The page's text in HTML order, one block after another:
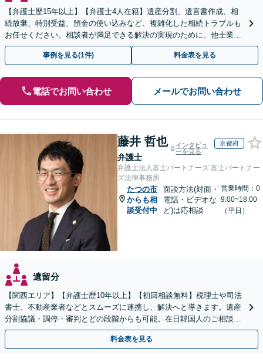
【弁護士歴15年以上】【弁護士4人在籍】遺産分割、遺言書作成、相
続放棄、特別受益、預金の使い込みなど、複雑化した相続トラブルも
お任せください。相談者が満足できる解決の実現のために、他士業と
連携し最善を尽くします【完全個室】
事例を見る(1件) 料金表を見る
電話でお問い合わせ メールでお問い合わせ
藤井 哲也
弁護士
インタビュ
ーを見る
京都府
弁護士法人富士パートナーズ 富士パートナー
ズ法律事務所
たつの市
からも相
談受付中
面談方法(対面・
電話・ビデオな
ど)は応相談
営業時間：0
9:00~18:00
（平日）
遺留分
【関西エリア】【弁護士歴10年以上】【初回相談無料】税理士や司法
書士、不動産業者などとスムーズに連携し、解決へと導きます。遺産
分割協議・調停・審判とどの段階からも可能。在日韓国人のご相談も
対応しております【休日・夜間相談可】
料金表を見る